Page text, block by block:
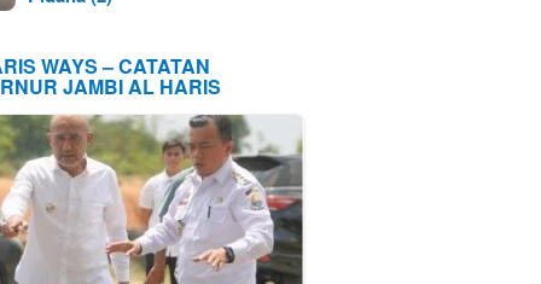
WAYS – CATATAN
JAMBI AL HARIS